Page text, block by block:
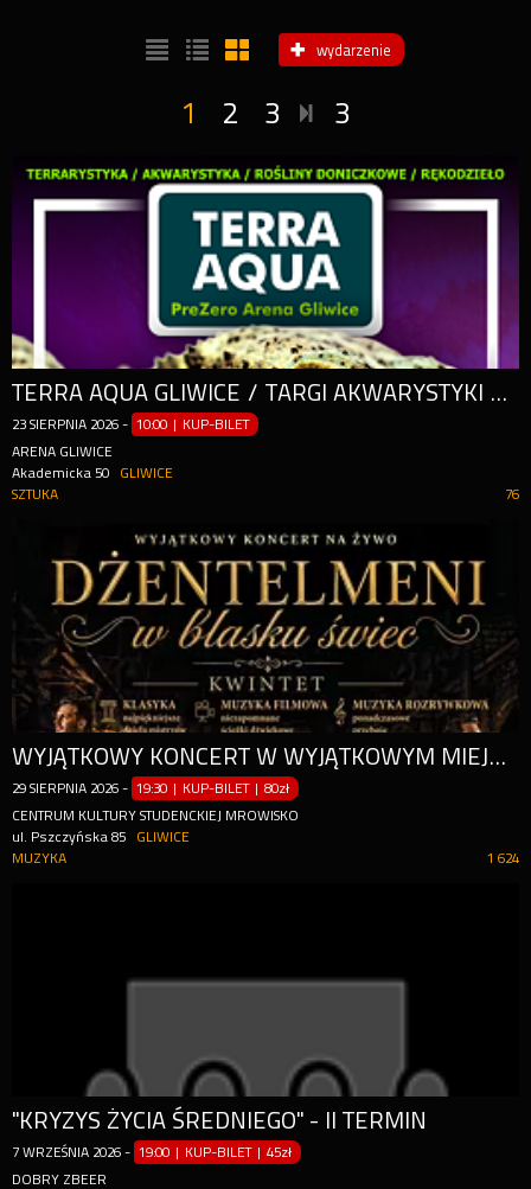
wydarzenie
1 2 3 3
TERRA AQUA GLIWICE / TARGI AKWARYSTYKI / PIĘKNO RĘKODZIEŁA / WYSTAWA PAJĄKÓW
23 SIERPNIA 2026 - 10:00 | KUP-BILET
ARENA GLIWICE
Akademicka 50
GLIWICE
76
SZTUKA
WYJĄTKOWY KONCERT W WYJĄTKOWYM MIEJSCU.
29 SIERPNIA 2026 - 19:30 | KUP-BILET |80zł
CENTRUM KULTURY STUDENCKIEJ MROWISKO
ul. Pszczyńska 85
GLIWICE
1 624
MUZYKA
"KRYZYS ŻYCIA ŚREDNIEGO" - II TERMIN
7 WRZEŚNIA 2026 - 19:00 | KUP-BILET |45zł
DOBRY ZBEER